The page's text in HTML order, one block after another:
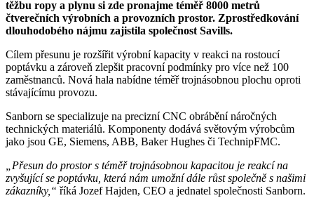
těžbu ropy a plynu si zde pronajme téměř 8000 metrů
čtverečních výrobních a provozních prostor. Zprostředkování
dlouhodobého nájmu zajistila společnost Savills.
Cílem přesunu je rozšířit výrobní kapacity v reakci na rostoucí
poptávku a zároveň zlepšit pracovní podmínky pro více než 100
zaměstnanců. Nová hala nabídne téměř trojnásobnou plochu oproti
stávajícímu provozu.
Sanborn se specializuje na precizní CNC obrábění náročných
technických materiálů. Komponenty dodává světovým výrobcům
jako jsou GE, Siemens, ABB, Baker Hughes či TechnipFMC.
„Přesun do prostor s téměř trojnásobnou kapacitou je reakcí na
zvyšující se poptávku, která nám umožní dále růst společně s našimi
zákazníky,“ říká Jozef Hajden, CEO a jednatel společnosti Sanborn.